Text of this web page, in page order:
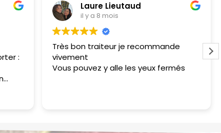
:
Laure Lieutaud
il y a 8 mois
Très bon traiteur je recommande
vivement
Vous pouvez y alle les yeux fermés